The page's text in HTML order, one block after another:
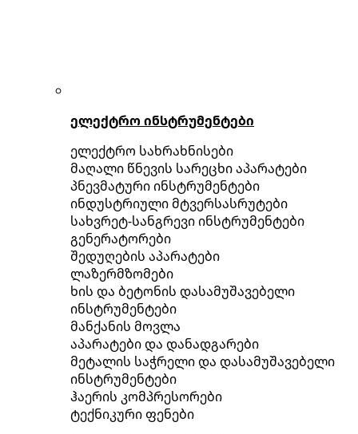
ელექტრო ინსტრუმენტები
ელექტრო სახრახნისები
მაღალი წნევის სარეცხი აპარატები
პნევმატური ინსტრუმენტები
ინდუსტრიული მტვერსასრუტები
სახვრეტ-სანგრევი ინსტრუმენტები
გენერატორები
შედუღების აპარატები
ლაზერმზომები
ხის და ბეტონის დასამუშავებელი
ინსტრუმენტები
მანქანის მოვლა
აპარატები და დანადგარები
მეტალის საჭრელი და დასამუშავებელი
ინსტრუმენტები
ჰაერის კომპრესორები
ტექნიკური ფენები